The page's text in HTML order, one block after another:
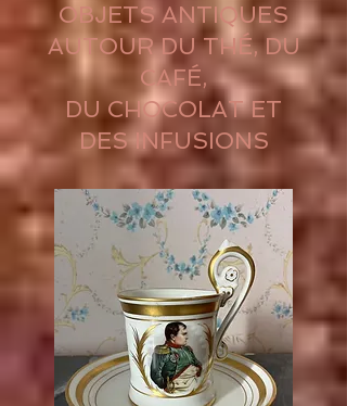
OBJETS ANTIQUES
AUTOUR DU THÉ, DU
CAFÉ,
DU CHOCOLAT ET
DES INFUSIONS